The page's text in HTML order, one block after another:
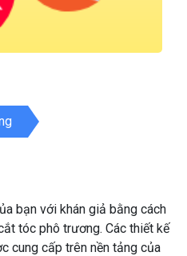
bạn với khán giả bằng cách
tóc phô trương. Các thiết kế
cung cấp trên nền tảng của